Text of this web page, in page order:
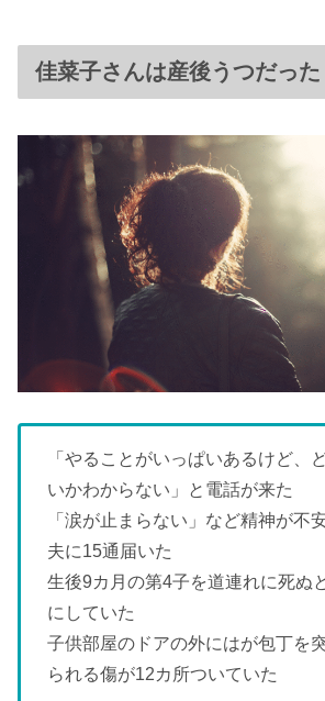
佳菜子さんは産後うつだった
「やることがいっぱいあるけど、
いかわからない」と電話が来た
「涙が止まらない」など精神が不
夫に15通届いた
生後9カ月の第4子を道連れに死ぬ
にしていた
子供部屋のドアの外にはが包丁を
られる傷が12カ所ついていた